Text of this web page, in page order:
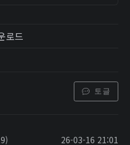
로드
토글
26-03-16 21:01